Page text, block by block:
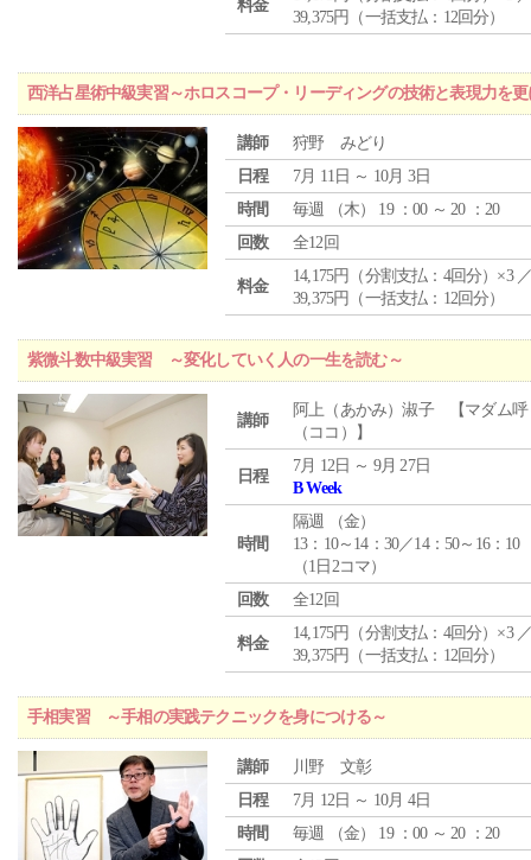
料金
39,375円（一括支払：12回分）
西洋占星術中級実習～ホロスコープ・リーディングの技術と表現力を
講師
狩野 みどり
日程
7月 11日 ～ 10月 3日
時間
毎週 （木） 19 ：00 ～ 20 ：20
回数
全12回
料金
14,175円（分割支払：4回分）×3
39,375円（一括支払：12回分）
紫微斗数中級実習 ～変化していく人の一生を読む～
講師
阿上（あかみ）淑子 【マダム呼
（ココ）】
日程
7月 12日 ～ 9月 27日
B Week
時間
隔週 （金）
13：10～14：30／14：50～16：10
（1日2コマ）
回数
全12回
料金
14,175円（分割支払：4回分）×3
39,375円（一括支払：12回分）
手相実習 ～手相の実践テクニックを身につける～
講師
川野 文彰
日程
7月 12日 ～ 10月 4日
時間
毎週 （金） 19 ：00 ～ 20 ：20